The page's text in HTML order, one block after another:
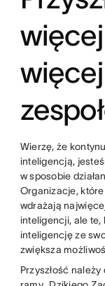
Wierzę, że
inteligencją,
w sposobie
Organizacje,
wdrażają
inteligencji, ale
inteligencję ze
zwiększa
Przyszłość